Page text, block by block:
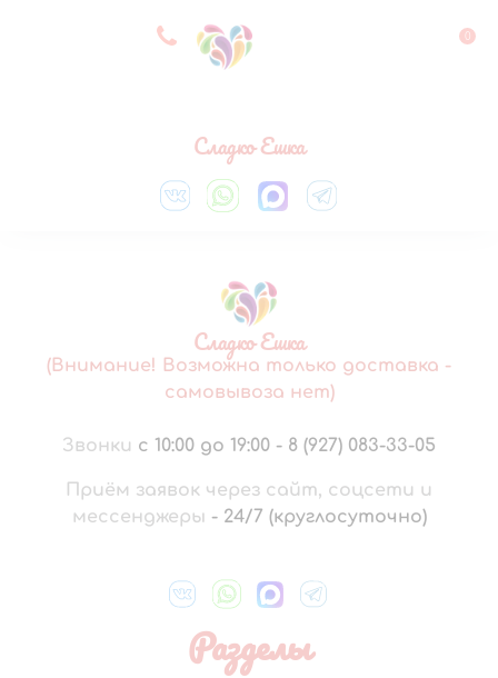
8 927 083 33 05 0
Сладко Ешка
Сладко Ешка
(Внимание! Возможна только доставка -
самовывоза нет)
Звонки с 10:00 до 19:00 - 8 (927) 083-33-05
Приём заявок через сайт, соцсети и
мессенджеры - 24/7 (круглосуточно)
Разделы